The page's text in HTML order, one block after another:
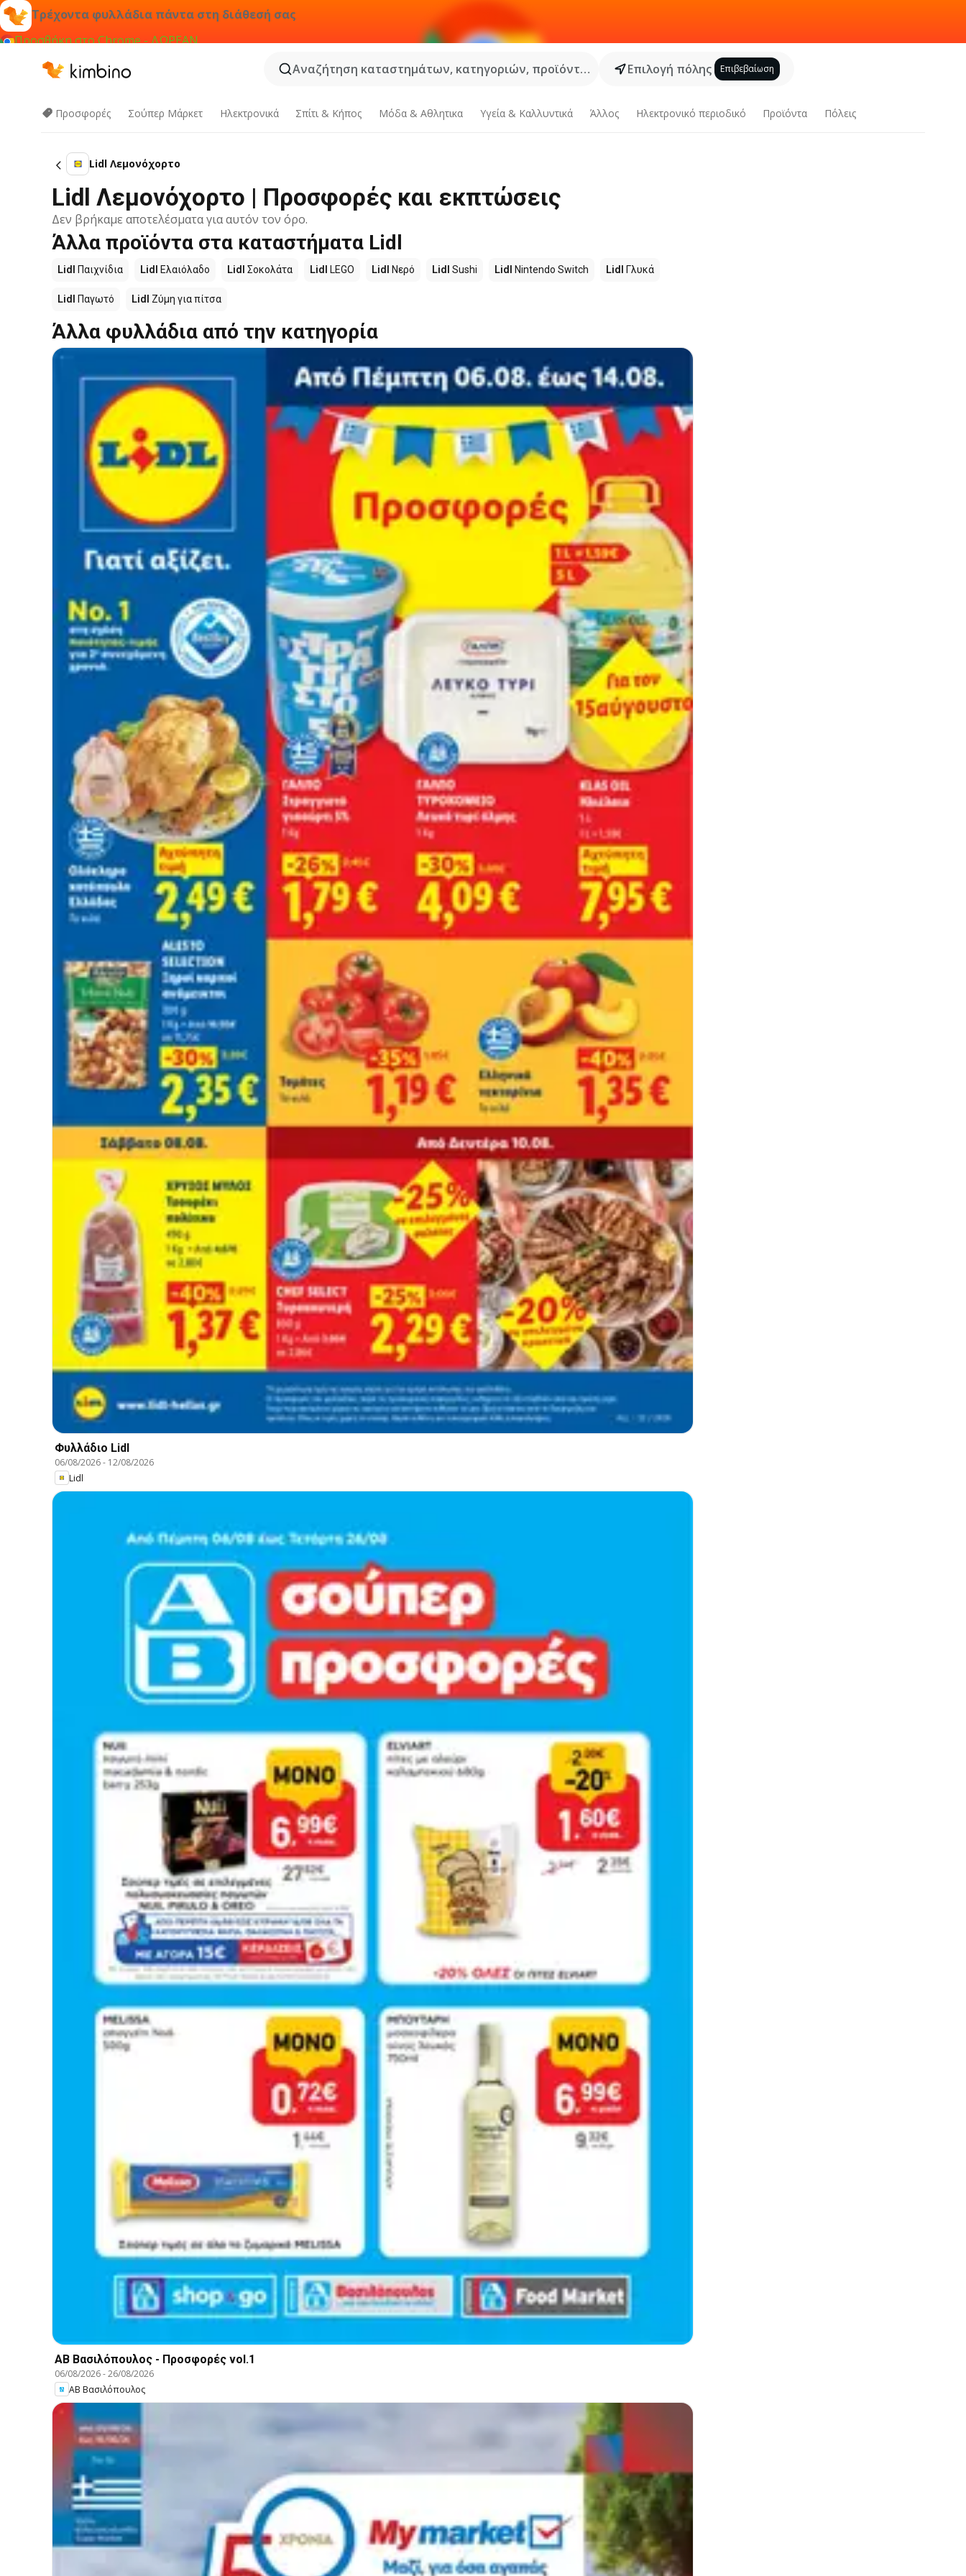
Τρέχοντα φυλλάδια πάντα στη διάθεσή σας
Προσθήκη στο Chrome - ΔΩΡΕΑΝ
Αναζήτηση καταστημάτων, κατηγοριών, προϊόντων...
Επιλογή πόλης Επιβεβαίωση
Προσφορές Σούπερ Μάρκετ Hλεκτρονικά Σπίτι & Κήπος Μόδα & Aθλητικα Υγεία & Καλλυντικά Άλλος Ηλεκτρονικό περιοδικό Προϊόντα Πόλεις
Lidl Λεμονόχορτο
Lidl Λεμονόχορτο | Προσφορές και εκπτώσεις
Δεν βρήκαμε αποτελέσματα για αυτόν τον όρο.
Άλλα προϊόντα στα καταστήματα Lidl
Lidl Παιχνίδια Lidl Ελαιόλαδο Lidl Σοκολάτα Lidl LEGO Lidl Νερό Lidl Sushi Lidl Nintendo Switch Lidl Γλυκά
Lidl Παγωτό Lidl Ζύμη για πίτσα
Άλλα φυλλάδια από την κατηγορία
Φυλλάδιο Lidl
06/08/2026- 12/08/2026
Lidl
ΑΒ Βασιλόπουλος - Προσφορές vol.1
06/08/2026-26/08/2026
ΑΒ Βασιλόπουλος